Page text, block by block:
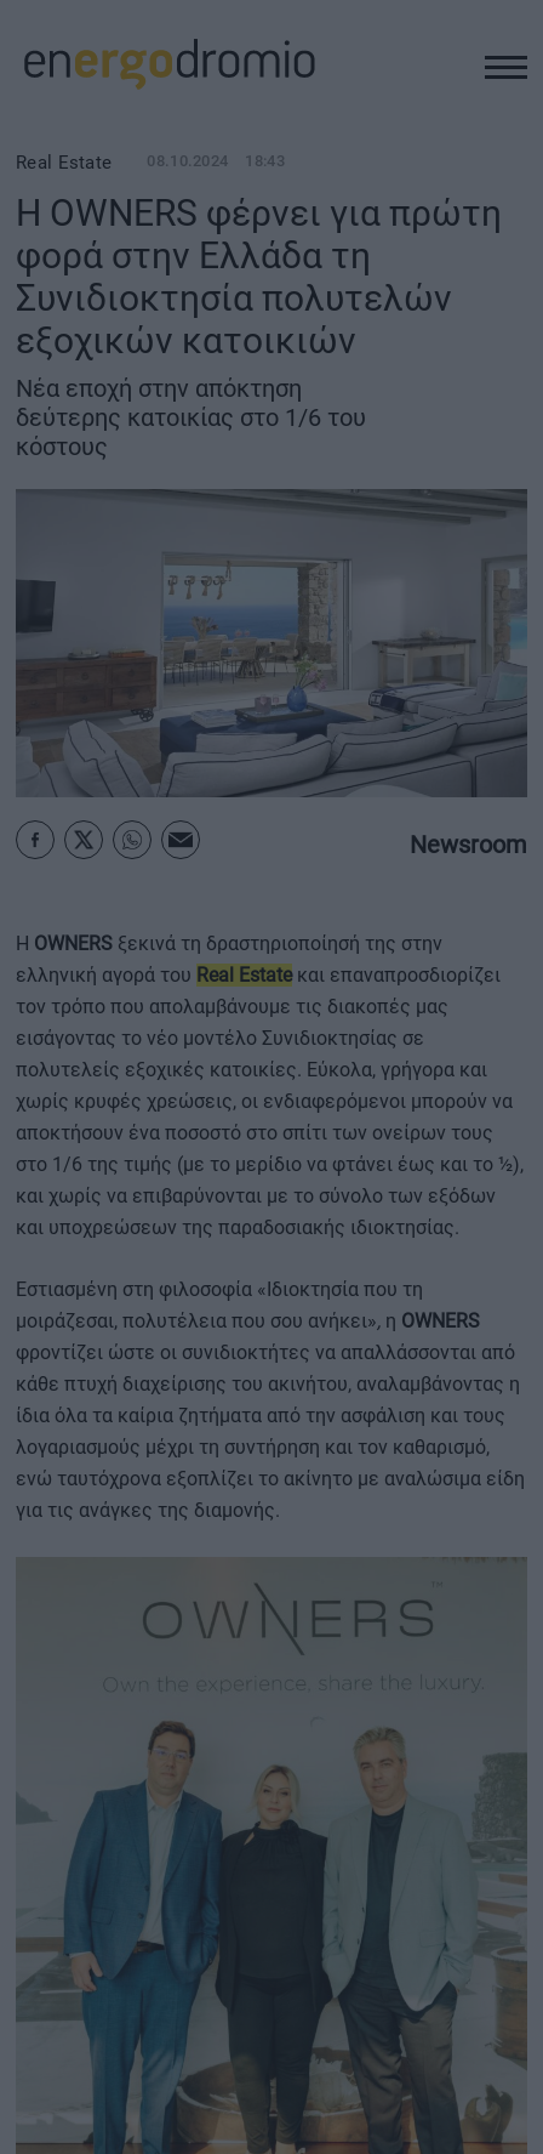
ΥΠΟΔΟΜΕΣ
REAL ESTATE
ΠΕΡΙΒΑΛΛΟΝ
ΕΝΕΡΓΕΙΑ
ΜΕΤΑΦΟΡΕΣ - ΗΛΕΚΤΡΟΚΙΝΗΣΗ
ΨΗΦΙΑΚΟΣ ΚΟΣΜΟΣ
ΟΙΚΟΝΟΜΙΑ - ΕΠΙΧΕΙΡΗΣΕΙΣ
MY PROPERTY
ΚΑΡΑΜΠΟΛΕΣ
Real Estate 08.10.2024 18:43
Η OWNERS φέρνει για πρώτη
φορά στην Ελλάδα τη
Συνιδιοκτησία πολυτελών
εξοχικών κατοικιών
Νέα εποχή στην απόκτηση
δεύτερης κατοικίας στο 1/6 του
κόστους
Newsroom
Η OWNERS ξεκινά τη δραστηριοποίησή της στην
ελληνική αγορά του Real Estate και επαναπροσδιορίζει
τον τρόπο που απολαμβάνουμε τις διακοπές μας
εισάγοντας το νέο μοντέλο Συνιδιοκτησίας σε
πολυτελείς εξοχικές κατοικίες. Εύκολα, γρήγορα και
χωρίς κρυφές χρεώσεις, οι ενδιαφερόμενοι μπορούν να
αποκτήσουν ένα ποσοστό στο σπίτι των ονείρων τους
στο 1/6 της τιμής (με το μερίδιο να φτάνει έως και το ½),
και χωρίς να επιβαρύνονται με το σύνολο των εξόδων
και υποχρεώσεων της παραδοσιακής ιδιοκτησίας.
Εστιασμένη στη φιλοσοφία «Ιδιοκτησία που τη
μοιράζεσαι, πολυτέλεια που σου ανήκει», η OWNERS
φροντίζει ώστε οι συνιδιοκτήτες να απαλλάσσονται από
κάθε πτυχή διαχείρισης του ακινήτου, αναλαμβάνοντας η
ίδια όλα τα καίρια ζητήματα από την ασφάλιση και τους
λογαριασμούς μέχρι τη συντήρηση και τον καθαρισμό,
ενώ ταυτόχρονα εξοπλίζει το ακίνητο με αναλώσιμα είδη
για τις ανάγκες της διαμονής.